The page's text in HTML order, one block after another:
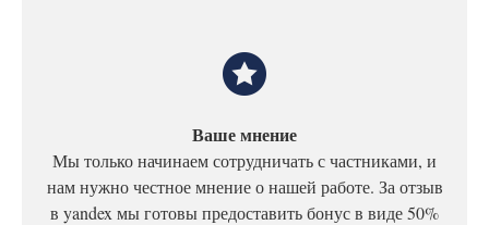
Ваше мнение
Мы только начинаем сотрудничать с частниками, и
нам нужно честное мнение о нашей работе. За отзыв
в yandex мы готовы предоставить бонус в виде 50%